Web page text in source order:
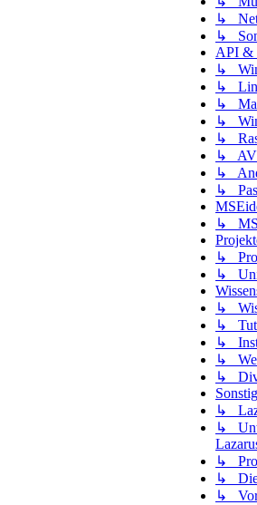
↳
↳
API &
↳
↳
↳
↳
↳
↳
↳
↳
↳
↳
↳
↳
↳
↳
↳
↳
↳
↳
↳
↳
↳